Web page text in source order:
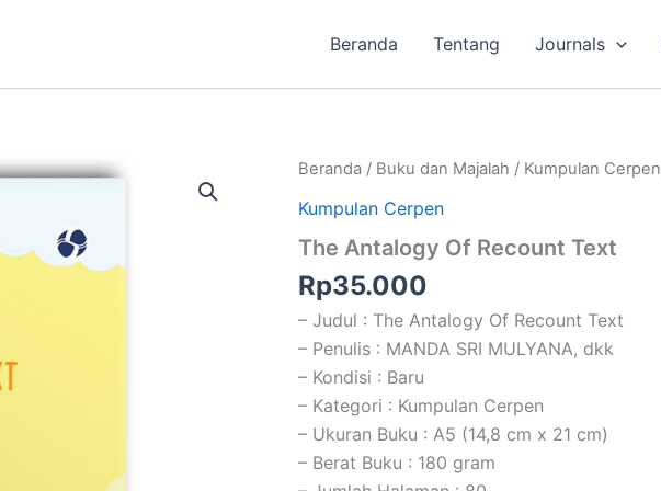
Beranda Tentang Journals
Beranda / Buku dan Majalah / Kumpulan Cerpen
Kumpulan Cerpen
The Antalogy Of Recount Text
Rp35.000
– Judul : The Antalogy Of Recount Text
– Penulis : MANDA SRI MULYANA, dkk
– Kondisi : Baru
– Kategori : Kumpulan Cerpen
– Ukuran Buku : A5 (14,8 cm x 21 cm)
– Berat Buku : 180 gram